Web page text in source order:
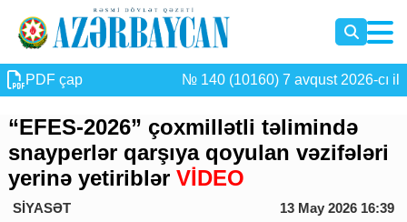
PDF çap № 140 (10160) 7 avqust 2026-cı il
“EFES-2026” çoxmillətli təlimində
snayperlər qarşıya qoyulan vəzifələri
yerinə yetiriblər VİDEO
SİYASƏT 13 May 2026 16:39